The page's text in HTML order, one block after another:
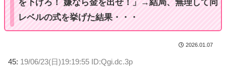
を下げろ！ 嫌なら金を出せ！」→結局、無理して同
レベルの式を挙げた結果・・・
2026.01.07
45: 19/06/23(日)19:19:55 ID:Qgi.dc.3p